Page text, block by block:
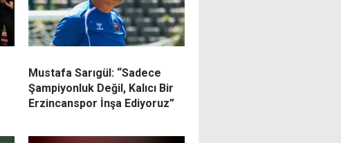
Mustafa Sarıgül: “Sadece
Şampiyonluk Değil, Kalıcı Bir
Erzincanspor İnşa Ediyoruz”